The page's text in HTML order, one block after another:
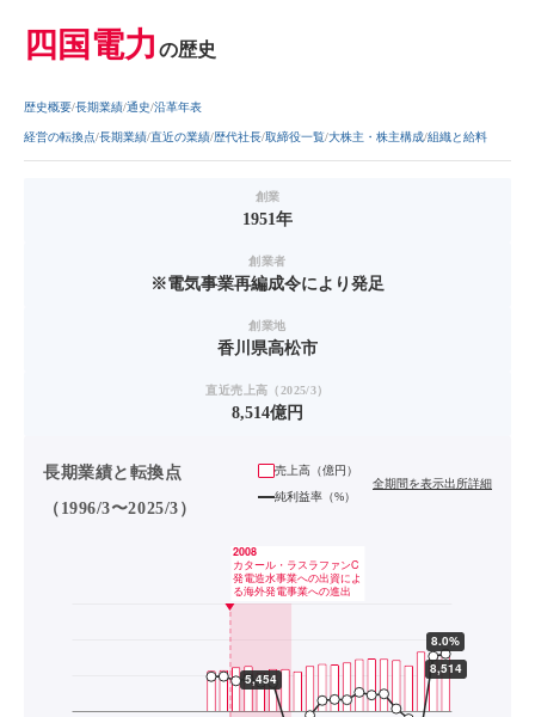
四国電力 の歴史
歴史概要 長期業績 通史 沿革年表
経営の転換点 長期業績 直近の業績 歴代社長 取締役一覧 大株主・株主構成 組織と給料
創業
1951年
創業者
※電気事業再編成令により発足
創業地
香川県高松市
直近売上高（2025/3）
8,514億円
長期業績と転換点
（1996/3〜2025/3）
売上高（億円）
純利益率（%）
全期間を表示出所詳細